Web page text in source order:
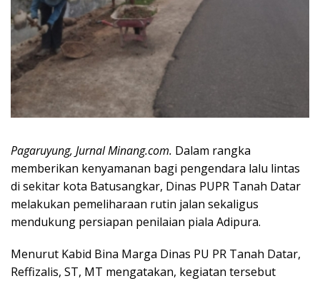
Pagaruyung, Jurnal Minang.com. Dalam rangka
memberikan kenyamanan bagi pengendara lalu lintas
di sekitar kota Batusangkar, Dinas PUPR Tanah Datar
melakukan pemeliharaan rutin jalan sekaligus
mendukung persiapan penilaian piala Adipura.
Menurut Kabid Bina Marga Dinas PU PR Tanah Datar,
Reffizalis, ST, MT mengatakan, kegiatan tersebut